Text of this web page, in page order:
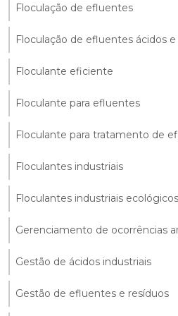
Floculação de efluentes
Floculação de efluentes ácidos e
Floculante eficiente
Floculante para efluentes
Floculante para tratamento de
Floculantes industriais
Floculantes industriais ecológicos
Gerenciamento de ocorrências
Gestão de ácidos industriais
Gestão de efluentes e resíduos